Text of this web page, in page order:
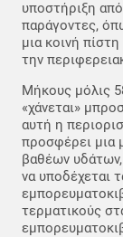
υποστήριξη
παράγοντες,
μια κοινή
την
Μήκους μόλις
«χάνεται»
αυτή η
προσφέρει μια
βαθέων
να υποδέχεται
τερματικούς